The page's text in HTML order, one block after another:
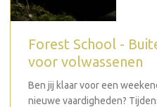
Forest School -
voor volwassenen
Ben jij klaar voor een
nieuwe vaardigheden?